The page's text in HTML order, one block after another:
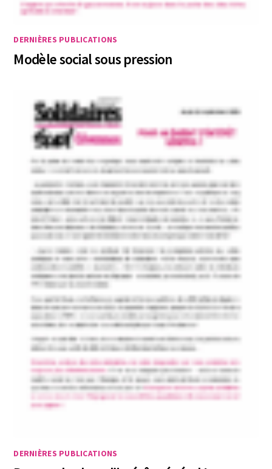
DERNIÈRES PUBLICATIONS
Modèle social sous pression
DERNIÈRES PUBLICATIONS